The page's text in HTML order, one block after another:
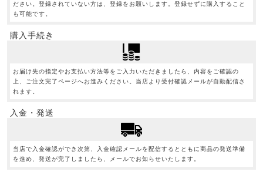
ださい。登録されていない方は、登録をお願いします。登録せずに購入すること
も可能です。
購入手続き
お届け先の指定やお支払い方法等をご入力いただきましたら、内容をご確認の
上、ご注文完了ページへお進みください。当店より受付確認メールが自動配信さ
れます。
入金・発送
当店で入金確認ができ次第、入金確認メールを配信するとともに商品の発送準備
を進め、発送が完了しましたら、メールでお知らせいたします。